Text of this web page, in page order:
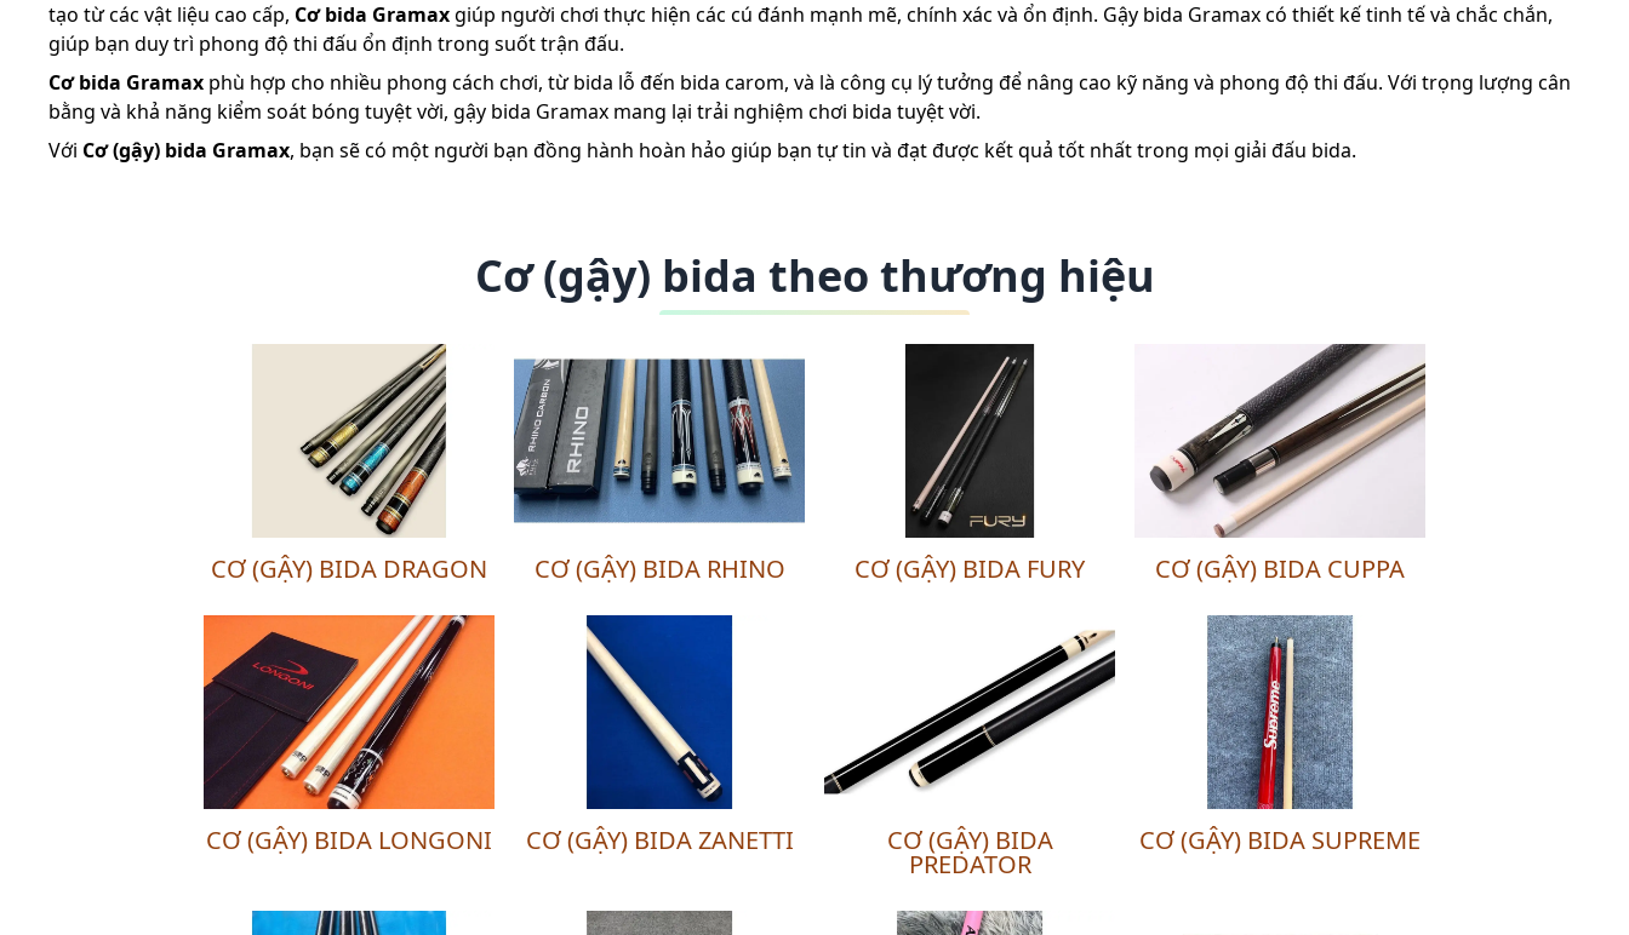
tạo từ các vật liệu cao cấp, Cơ bida Gramaxgiúp người chơi thực hiện các cú đánh mạnh mẽ, chính xác và ổn định. Gậy bida Gramax có thiết kế tinh tế và chắc chắn,
giúp bạn duy trì phong độ thi đấu ổn định trong suốt trận đấu.
Cơ bida Gramax phù hợp cho nhiều phong cách chơi, từ bida lỗ đến bida carom, và là công cụ lý tưởng để nâng cao kỹ năng và phong độ thi đấu. Với trọng lượng cân
bằng và khả năng kiểm soát bóng tuyệt vời, gậy bida Gramax mang lại trải nghiệm chơi bida tuyệt vời.
Với Cơ (gậy) bida Gramax, bạn sẽ có một người bạn đồng hành hoàn hảo giúp bạn tự tin và đạt được kết quả tốt nhất trong mọi giải đấu bida.
Cơ (gậy) bida theo thương hiệu
CƠ (GẬY) BIDA DRAGON CƠ (GẬY) BIDA RHINO CƠ (GẬY) BIDA FURY CƠ (GẬY) BIDA CUPPA
CƠ (GẬY) BIDA LONGONI CƠ (GẬY) BIDA ZANETTI CƠ (GẬY) BIDA
PREDATOR
CƠ (GẬY) BIDA SUPREME